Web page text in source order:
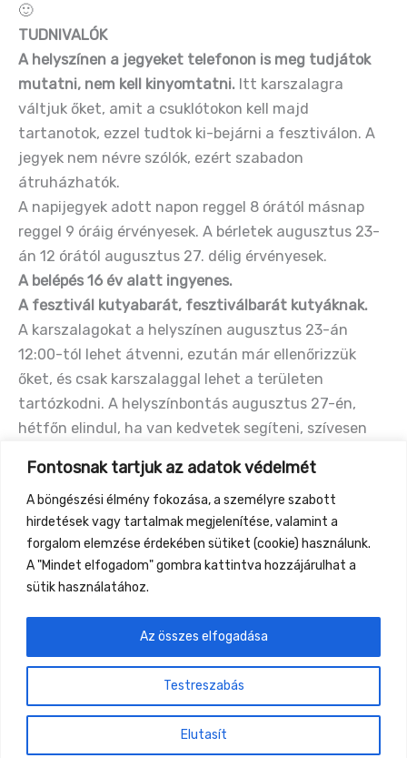
Fontosnak tartjuk az adatok védelmét
A böngészési élmény fokozása, a személyre szabott
hirdetések vagy tartalmak megjelenítése, valamint a
forgalom elemzése érdekében sütiket (cookie) használunk.
A "Mindet elfogadom" gombra kattintva hozzájárulhat a
sütik használatához.
Testreszabás
Elutasít
Az összes elfogadása
🙂
TUDNIVALÓK
A helyszínen a jegyeket telefonon is meg tudjátok
mutatni, nem kell kinyomtatni. Itt karszalagra
váltjuk őket, amit a csuklótokon kell majd
tartanotok, ezzel tudtok ki-bejárni a fesztiválon. A
jegyek nem névre szólók, ezért szabadon
átruházhatók.
A napijegyek adott napon reggel 8 órától másnap
reggel 9 óráig érvényesek. A bérletek augusztus 23-
án 12 órától augusztus 27. délig érvényesek.
A belépés 16 év alatt ingyenes.
A fesztivál kutyabarát, fesztiválbarát kutyáknak.
A karszalagokat a helyszínen augusztus 23-án
12:00-tól lehet átvenni, ezután már ellenőrizzük
őket, és csak karszalaggal lehet a területen
tartózkodni. A helyszínbontás augusztus 27-én,
hétfőn elindul, ha van kedvetek segíteni, szívesen
bontási munkálatok.
Ha a létszámkorlát engedi, jegyet a helyszínen is
tudtok vásárolni.A jegypénztár reggel 8:00-tól este
21:00-ig tart nyitva, jegyet váltani 18:00 után
féláron lehet az esti koncertekre.
komfortzónán túl szükséged lehet!
Gyüttment Találkozó, 2026. augusztus 27-30.,
Csobánkapuszta